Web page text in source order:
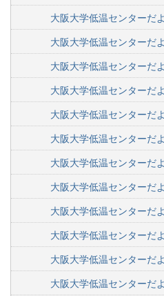
大阪大学低温センターだ
大阪大学低温センターだ
大阪大学低温センターだ
大阪大学低温センターだ
大阪大学低温センターだ
大阪大学低温センターだ
大阪大学低温センターだ
大阪大学低温センターだ
大阪大学低温センターだ
大阪大学低温センターだ
大阪大学低温センターだ
大阪大学低温センターだ